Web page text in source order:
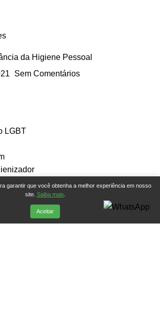
garantir que você obtenha a melhor experiência em nosso
site. Saiba mais
Aceitar
da Higiene Pessoal
Sem Comentários
LGBT